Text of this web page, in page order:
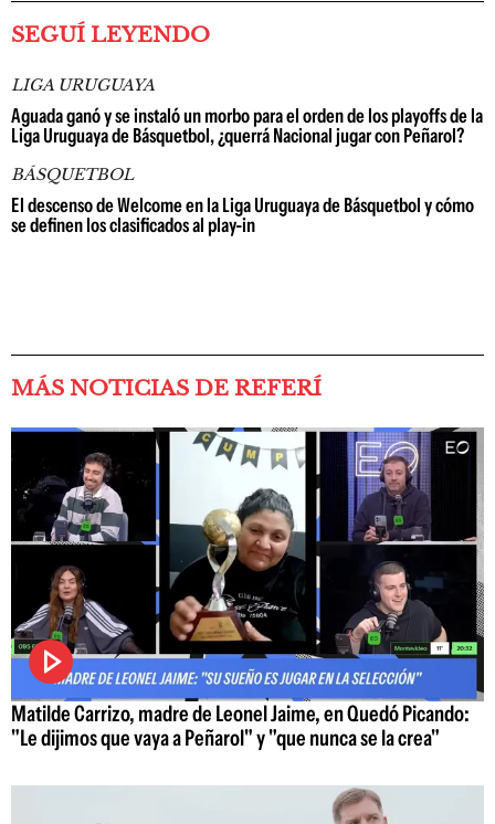
SEGUÍ LEYENDO
LIGA URUGUAYA
Aguada ganó y se instaló un morbo para el orden de los playoffs de la
Liga Uruguaya de Básquetbol, ¿querrá Nacional jugar con Peñarol?
BÁSQUETBOL
El descenso de Welcome en la Liga Uruguaya de Básquetbol y cómo
se definen los clasificados al play-in
MÁS NOTICIAS DE REFERÍ
Matilde Carrizo, madre de Leonel Jaime, en Quedó Picando:
"Le dijimos que vaya a Peñarol" y "que nunca se la crea"